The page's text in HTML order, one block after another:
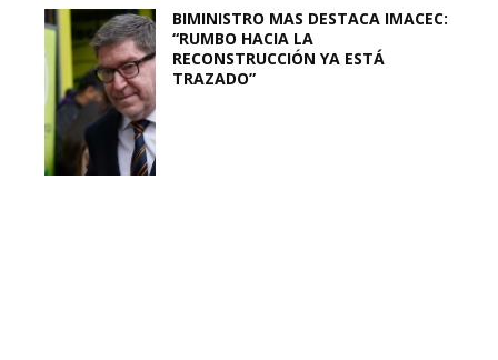
BIMINISTRO MAS DESTACA IMACEC:
“RUMBO HACIA LA
RECONSTRUCCIÓN YA ESTÁ
TRAZADO”